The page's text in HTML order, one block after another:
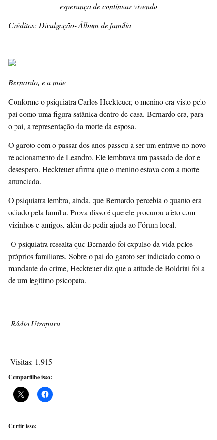
esperança de continuar vivendo
Créditos: Divulgação- Álbum de família
Bernardo, e a mãe
Conforme o psiquiatra Carlos Heckteuer, o menino era visto pelo
pai como uma figura satânica dentro de casa. Bernardo era, para
o pai, a representação da morte da esposa.
O garoto com o passar dos anos passou a ser um entrave no novo
relacionamento de Leandro. Ele lembrava um passado de dor e
desespero. Heckteuer afirma que o menino estava com a morte
anunciada.
O psiquiatra lembra, ainda, que Bernardo percebia o quanto era
odiado pela família. Prova disso é que ele procurou afeto com
vizinhos e amigos, além de pedir ajuda ao Fórum local.
O psiquiatra ressalta que Bernardo foi expulso da vida pelos
próprios familiares. Sobre o pai do garoto ser indiciado como o
mandante do crime, Heckteuer diz que a atitude de Boldrini foi a
de um legítimo psicopata.
Rádio Uirapuru
Visitas: 1.915
Compartilhe isso:
Curtir isso: